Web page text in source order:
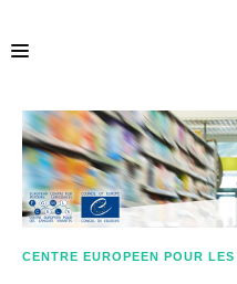
ACCUEIL
ECML.AT
CENTRE EUROPEEN POUR